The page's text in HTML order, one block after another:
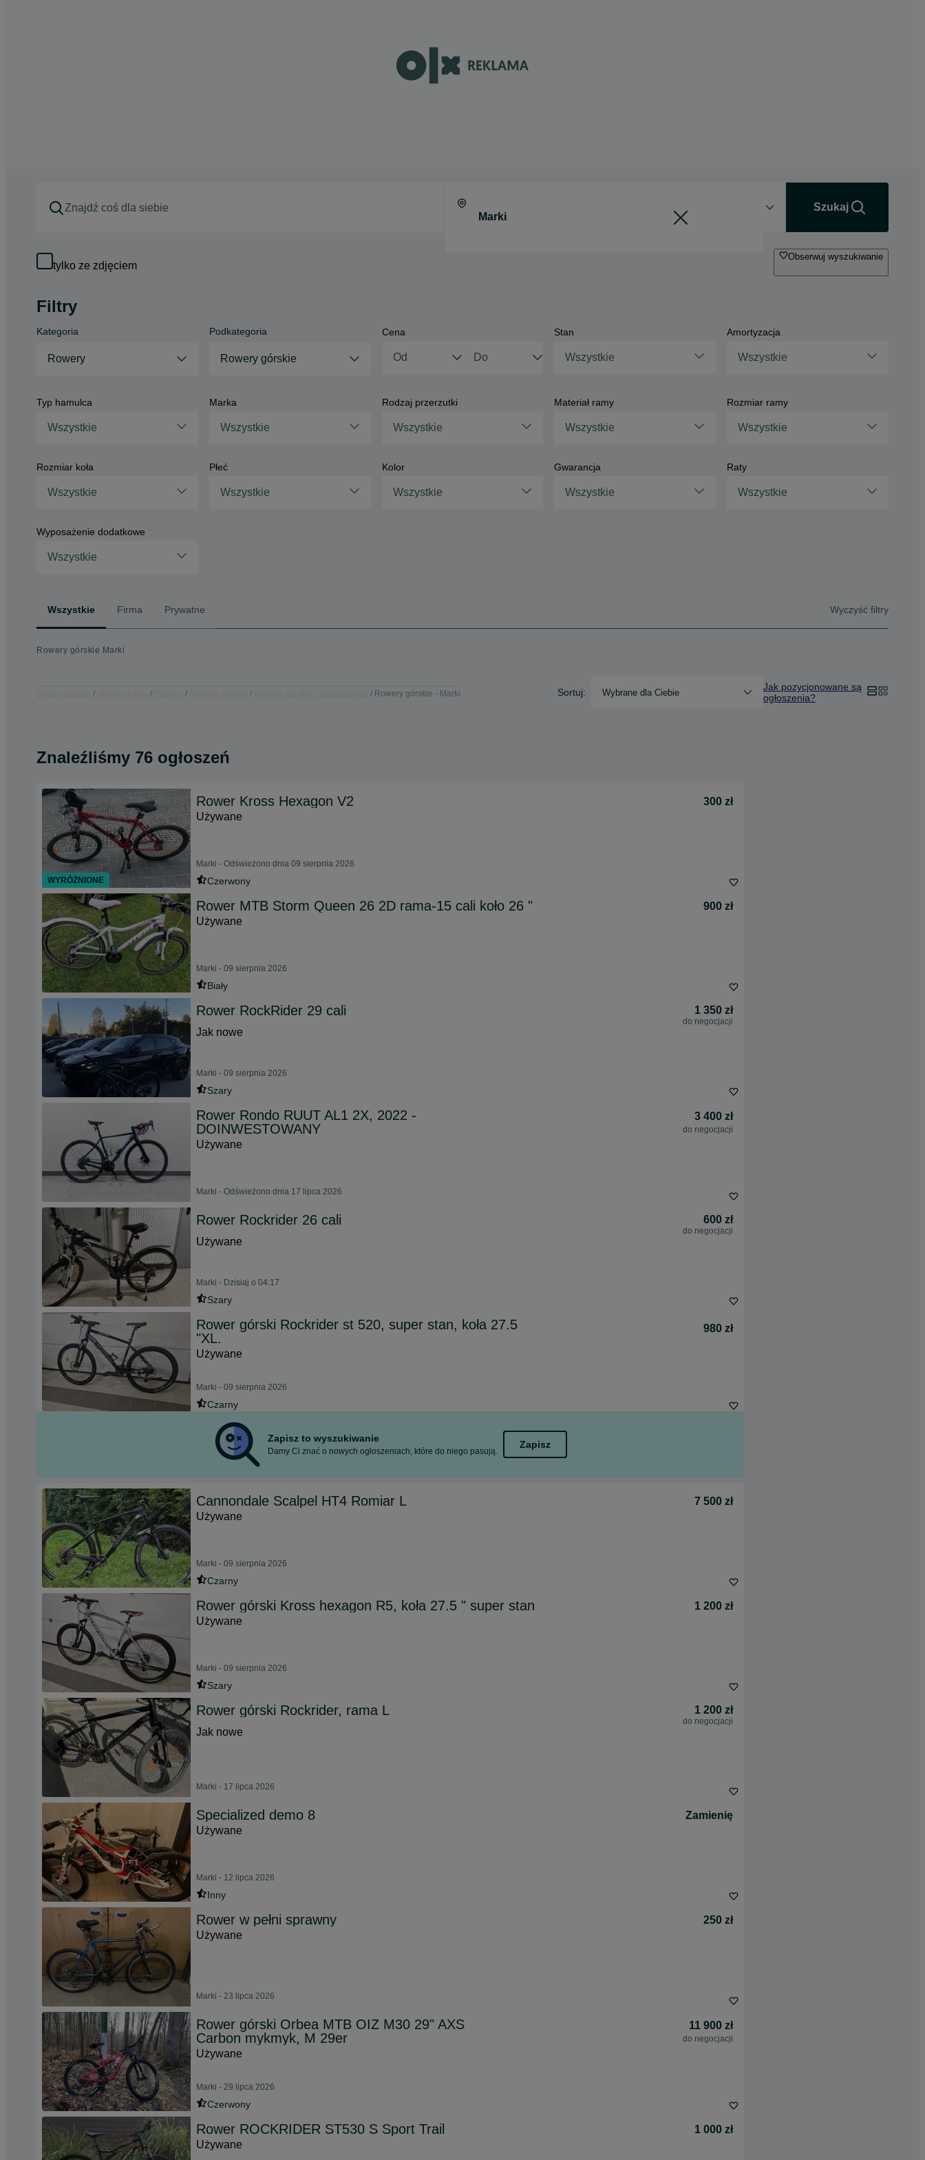
Szukaj
tylko ze zdjęciem
Obserwuj wyszukiwanie
Filtry
Kategoria
Rowery
Podkategoria
Rowery górskie
Cena Stan
Wszystkie
Amortyzacja
Wszystkie
Typ hamulca
Wszystkie
Marka
Wszystkie
Rodzaj przerzutki
Wszystkie
Materiał ramy
Wszystkie
Rozmiar ramy
Wszystkie
Rozmiar koła
Wszystkie
Płeć
Wszystkie
Kolor
Wszystkie
Gwarancja
Wszystkie
Raty
Wszystkie
Wyposażenie dodatkowe
Wszystkie
Wszystkie Firma Prywatne Wyczyść filtry
Rowery górskie Marki
Rowery górskie - Marki Sortuj: Wybrane dla Ciebie
Jak pozycjonowane są
ogłoszenia?
Znaleźliśmy 76 ogłoszeń
Rower Kross Hexagon V2
300 zł
Używane
Marki - Odświeżono dnia 09 sierpnia 2026
Czerwony
Rower MTB Storm Queen 26 2D rama-15 cali koło 26 "
900 zł
Używane
Marki - 09 sierpnia 2026
Biały
Rower RockRider 29 cali 1 350 zł
do negocjacji
Jak nowe
Marki - 09 sierpnia 2026
Szary
Rower Rondo RUUT AL1 2X, 2022 -
DOINWESTOWANY
3 400 zł
do negocjacji
Używane
Marki - Odświeżono dnia 17 lipca 2026
Rower Rockrider 26 cali 600 zł
do negocjacji
Używane
Marki - Dzisiaj o 04:17
Szary
Rower górski Rockrider st 520, super stan, koła 27.5
"XL.
980 zł
Używane
Marki - 09 sierpnia 2026
Czarny
Zapisz to wyszukiwanie
Damy Ci znać o nowych ogłoszeniach, które do niego pasują.
Zapisz
Cannondale Scalpel HT4 Romiar L
7 500 zł
Używane
Marki - 09 sierpnia 2026
Czarny
Rower górski Kross hexagon R5, koła 27.5 " super stan
1 200 zł
Używane
Marki - 09 sierpnia 2026
Szary
Rower górski Rockrider, rama L 1 200 zł
do negocjacji
Jak nowe
Marki - 17 lipca 2026
Specialized demo 8
Zamienię
Używane
Marki - 12 lipca 2026
Inny
Rower w pełni sprawny
250 zł
Używane
Marki - 23 lipca 2026
Rower górski Orbea MTB OIZ M30 29" AXS
Carbon mykmyk, M 29er
11 900 zł
do negocjacji
Używane
Marki - 29 lipca 2026
Czerwony
Rower ROCKRIDER ST530 S Sport Trail
1 000 zł
Używane
WYRÓŻNIONE